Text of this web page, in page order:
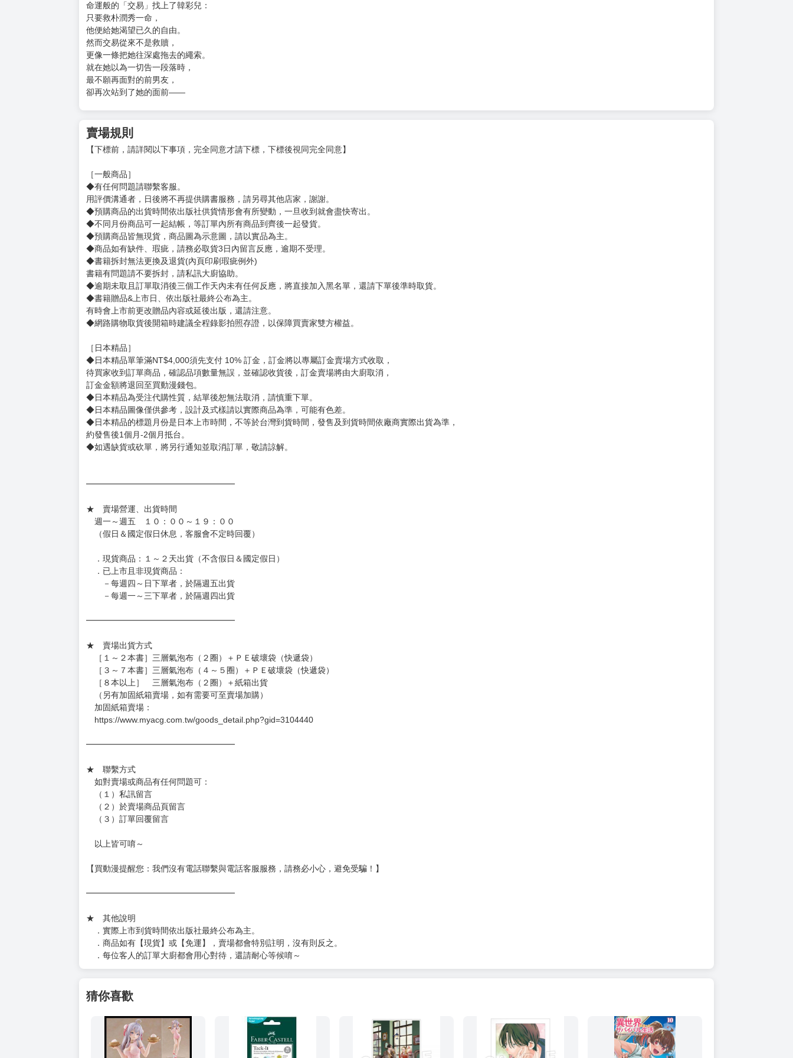
4、角色明信片*1
5、四格照片*1
受科林之託，
韓彩兒踏入朴潤秀的家，
只為找出「殺死吸血鬼的方法」。
被隱瞞整整三十年的「真相」浮現，
而在混亂的縫隙間，
命運般的「交易」找上了韓彩兒：
只要救朴潤秀一命，
他便給她渴望已久的自由。
更像一條把她往深處拖去的繩索。
就在她以為一切告一段落時，
最不願再面對的前男友，
卻再次站到了她的面前——
賣場規則
【下標前，請詳閱以下事項，完全同意才請下標，下標後視同完全同意】
［一般商品］
◆有任何問題請聯繫客服。
用評價溝通者，日後將不再提供購書服務，請另尋其他店家，謝謝。
◆不同月份商品可一起結帳，等訂單內所有商品到齊後一起發貨。
◆預購商品皆無現貨，商品圖為示意圖，請以實品為主。
◆商品如有缺件、瑕疵，請務必取貨3日內留言反應，逾期不受理。
◆書籍拆封無法更換及退貨(內頁印刷瑕疵例外)
書籍有問題請不要拆封，請私訊大廚協助。
◆逾期未取且訂單取消後三個工作天內未有任何反應，將直接加入黑名單，還請下單後準時取貨。
◆書籍贈品&上市日、依出版社最終公布為主。
有時會上市前更改贈品內容或延後出版，還請注意。
◆網路購物取貨後開箱時建議全程錄影拍照存證，以保障買賣家雙方權益。
訂金金額將退回至買動漫錢包。
◆日本精品為受注代購性質，結單後恕無法取消，請慎重下單。
◆日本精品圖像僅供參考，設計及式樣請以實際商品為準，可能有色差。
約發售後1個月-2個月抵台。
◆如遇缺貨或砍單，將另行通知並取消訂單，敬請諒解。
週一～週五 １０：００～１９：００
（假日＆國定假日休息，客服會不定時回覆）
．現貨商品：１～２天出貨（不含假日＆國定假日）
．已上市且非現貨商品：
－每週四～日下單者，於隔週五出貨
－每週一～三下單者，於隔週四出貨
★ 賣場出貨方式
［１～２本書］三層氣泡布（２圈）＋ＰＥ破壞袋（快遞袋）
［３～７本書］三層氣泡布（４～５圈）＋ＰＥ破壞袋（快遞袋）
［８本以上］ 三層氣泡布（２圈）＋紙箱出貨
（另有加固紙箱賣場，如有需要可至賣場加購）
https://www.myacg.com.tw/goods_detail.php?gid=3104440
━━━━━━━━━━━━━━━━━━
（１）私訊留言
（２）於賣場商品頁留言
（３）訂單回覆留言
【買動漫提醒您：我們沒有電話聯繫與電話客服服務，請務必小心，避免受騙！】
★ 其他說明
．實際上市到貨時間依出版社最終公布為主。